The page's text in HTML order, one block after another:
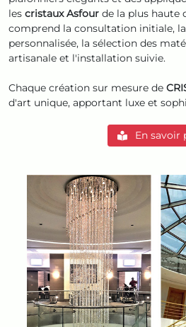
les cristaux Asfour de la plus haute
comprend la consultation initiale,
personnalisée, la sélection des
artisanale et l'installation suivie.
Chaque création sur mesure de
d'art unique, apportant luxe et
En savoir